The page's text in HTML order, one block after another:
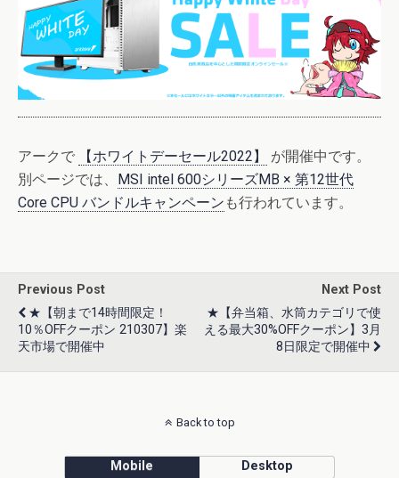
アークで 【ホワイトデーセール2022】
が開催中です。
別ページでは、
MSI intel 600シリーズMB × 第12世代
Core CPU バンドルキャンペーン も行われています。
Previous Post
★【朝まで14時間限定！
10％OFFクーポン 210307】楽
天市場で開催中
Next Post
★【弁当箱、水筒カテゴリで使
える最大30%OFFクーポン】3月
8日限定で開催中
Back to top
Mobile Desktop